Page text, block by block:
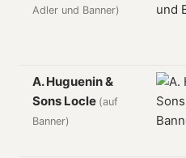
Adler und Banner)
A. Huguenin &
Sons Locle (auf
Banner)